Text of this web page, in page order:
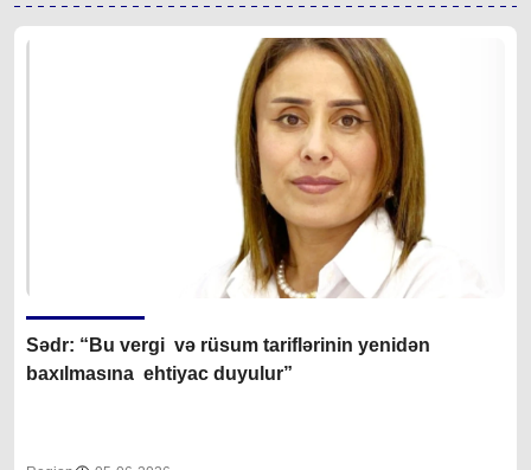
Sədr: “Bu vergi və rüsum tariflərinin yenidən
baxılmasına ehtiyac duyulur”